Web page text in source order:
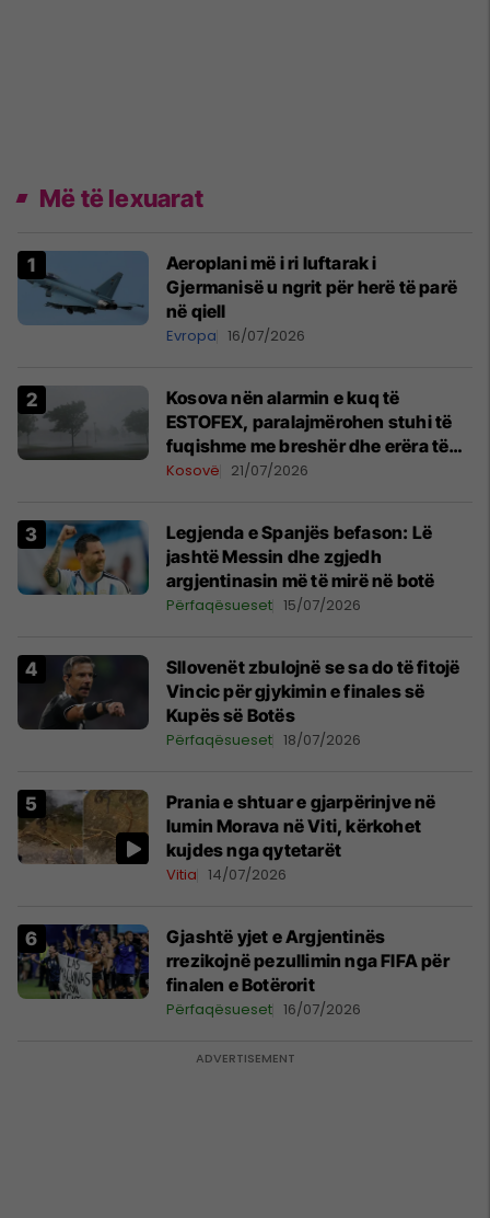
Më të lexuarat
Aeroplani më i ri luftarak i
Gjermanisë u ngrit për herë të parë
në qiell
Evropa 16/07/2026
Kosova nën alarmin e kuq të
ESTOFEX, paralajmërohen stuhi të
fuqishme me breshër dhe erëra të
forta
Kosovë 21/07/2026
Legjenda e Spanjës befason: Lë
jashtë Messin dhe zgjedh
argjentinasin më të mirë në botë
Përfaqësueset 15/07/2026
Sllovenët zbulojnë se sa do të fitojë
Vincic për gjykimin e finales së
Kupës së Botës
Përfaqësueset 18/07/2026
Prania e shtuar e gjarpërinjve në
lumin Morava në Viti, kërkohet
kujdes nga qytetarët
Vitia 14/07/2026
Gjashtë yjet e Argjentinës
rrezikojnë pezullimin nga FIFA për
finalen e Botërorit
Përfaqësueset 16/07/2026